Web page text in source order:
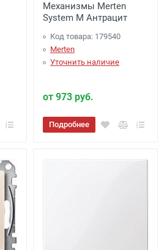
Механизмы Merten
System M Антрацит
Код товара: 179540
Merten
Уточнить наличие
от 973 руб.
Подробнее